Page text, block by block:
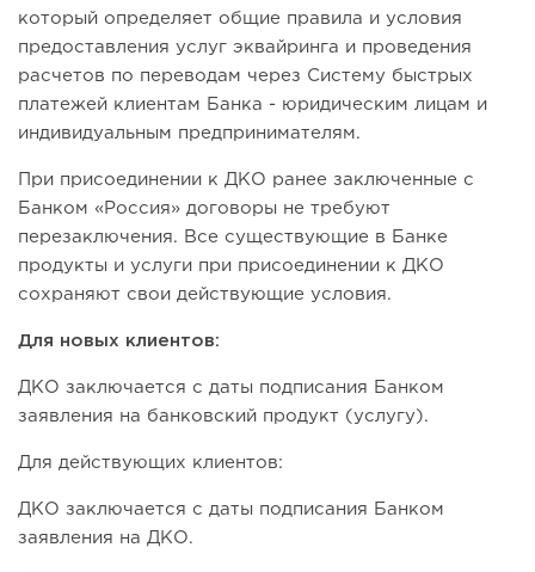
который определяет общие правила и условия
предоставления услуг эквайринга и проведения
расчетов по переводам через Систему быстрых
платежей клиентам Банка - юридическим лицам и
индивидуальным предпринимателям.
При присоединении к ДКО ранее заключенные с
Банком «Россия» договоры не требуют
перезаключения. Все существующие в Банке
продукты и услуги при присоединении к ДКО
сохраняют свои действующие условия.
Для новых клиентов:
ДКО заключается с даты подписания Банком
заявления на банковский продукт (услугу).
Для действующих клиентов:
ДКО заключается c даты подписания Банком
заявления на ДКО.